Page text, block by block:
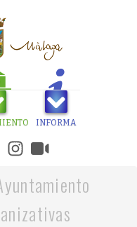
INFORMA